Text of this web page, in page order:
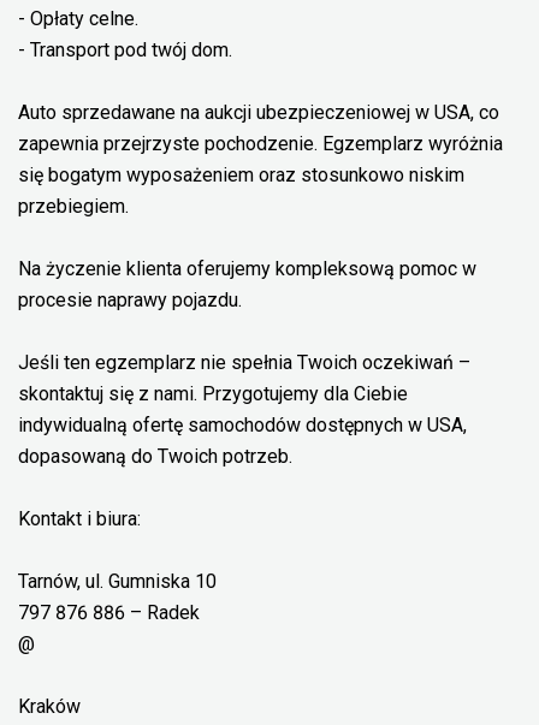
- Opłaty celne.
- Transport pod twój dom.
Auto sprzedawane na aukcji ubezpieczeniowej w USA, co
zapewnia przejrzyste pochodzenie. Egzemplarz wyróżnia
się bogatym wyposażeniem oraz stosunkowo niskim
przebiegiem.
Na życzenie klienta oferujemy kompleksową pomoc w
procesie naprawy pojazdu.
Jeśli ten egzemplarz nie spełnia Twoich oczekiwań –
skontaktuj się z nami. Przygotujemy dla Ciebie
indywidualną ofertę samochodów dostępnych w USA,
dopasowaną do Twoich potrzeb.
Kontakt i biura:
Tarnów, ul. Gumniska 10
797 876 886 – Radek
@
Kraków